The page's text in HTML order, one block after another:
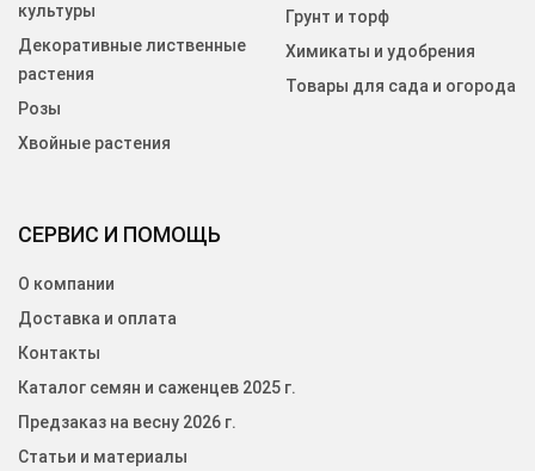
СЕРВИС И ПОМОЩЬ
О компании
Доставка и оплата
Контакты
Каталог семян и саженцев 2025 г.
Предзаказ на весну 2026 г.
Статьи и материалы
культуры
Декоративные лиственные
растения
Розы
Хвойные растения
Грунт и торф
Химикаты и удобрения
Товары для сада и огорода